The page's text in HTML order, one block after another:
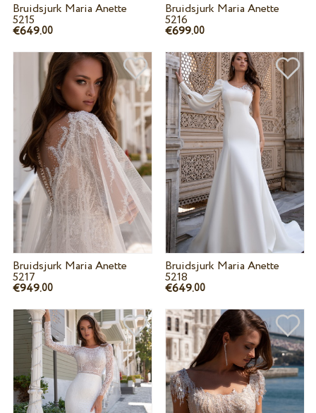
Bruidsjurk Maria Anette
5215
€649.00
Bruidsjurk Maria Anette
5216
€699.00
Bruidsjurk Maria Anette
5217
€949.00
Bruidsjurk Maria Anette
5218
€649.00